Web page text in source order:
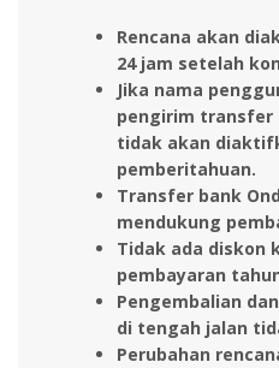
Rencana akan
24 jam setelah
Jika nama
pengirim transfer
tidak akan
pemberitahuan.
Transfer bank
mendukung
Tidak ada diskon
pembayaran
Pengembalian
di tengah jalan
Perubahan